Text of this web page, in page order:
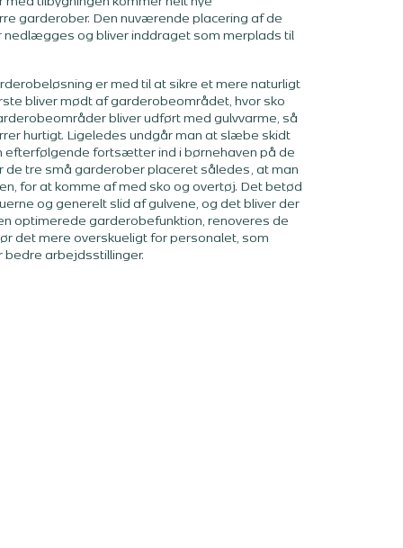
garderober. Den nuværende placering af de
og bliver inddraget som merplads til
er med til at sikre et mere naturligt
bliver mødt af garderobeområdet, hvor sko
bliver udført med gulvvarme, så
hurtigt. Ligeledes undgår man at slæbe skidt
efterfølgende fortsætter ind i børnehaven på de
de tre små garderober placeret således, at man
for at komme af med sko og overtøj. Det betød
og generelt slid af gulvene, og det bliver der
optimerede garderobefunktion, renoveres de
det mere overskueligt for personalet, som
bedre arbejdsstillinger.